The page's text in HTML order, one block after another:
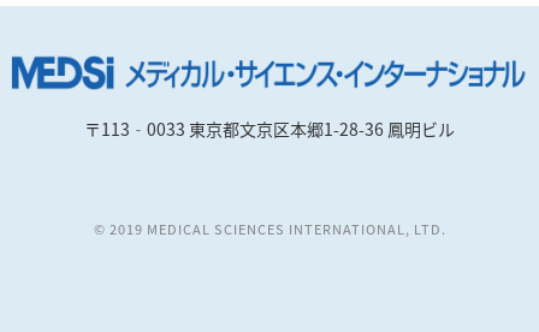
〒113‐0033 東京都文京区本郷1-28-36 鳳明ビル
© 2019 MEDICAL SCIENCES INTERNATIONAL, LTD.